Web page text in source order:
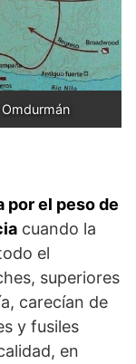
por el peso de
cuando la
el
superiores
carecían de
y fusiles
en